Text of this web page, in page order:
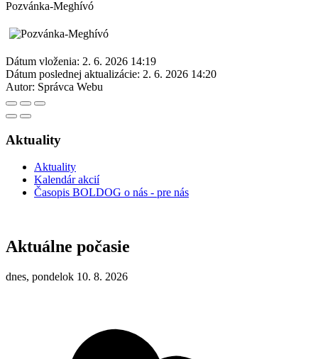
Pozvánka-Meghívó
Dátum vloženia: 2. 6. 2026 14:19
Dátum poslednej aktualizácie: 2. 6. 2026 14:20
Autor: Správca Webu
Aktuality
Aktuality
Kalendár akcií
Časopis BOLDOG o nás - pre nás
Aktuálne počasie
dnes, pondelok 10. 8. 2026